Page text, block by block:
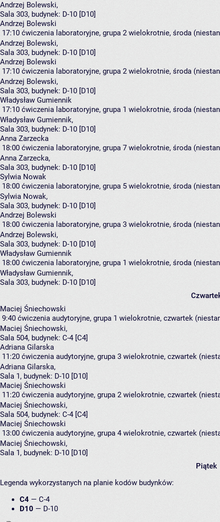
Andrzej Bolewski,
Sala 303, budynek: D-10 [D10]
Andrzej Bolewski
17:10 ćwiczenia laboratoryjne, grupa 2 wielokrotnie, środa
Andrzej Bolewski,
Sala 303, budynek: D-10 [D10]
Andrzej Bolewski
17:10 ćwiczenia laboratoryjne, grupa 2 wielokrotnie, środa
Andrzej Bolewski,
Sala 303, budynek: D-10 [D10]
Władysław Gumiennik
17:10 ćwiczenia laboratoryjne, grupa 1 wielokrotnie, środa
Władysław Gumiennik,
Sala 303, budynek: D-10 [D10]
Anna Zarzecka
18:00 ćwiczenia laboratoryjne, grupa 7 wielokrotnie, środa
Anna Zarzecka,
Sala 303, budynek: D-10 [D10]
Sylwia Nowak
18:00 ćwiczenia laboratoryjne, grupa 5 wielokrotnie, środa
Sylwia Nowak,
Sala 303, budynek: D-10 [D10]
Andrzej Bolewski
18:00 ćwiczenia laboratoryjne, grupa 3 wielokrotnie, środa
Andrzej Bolewski,
Sala 303, budynek: D-10 [D10]
Władysław Gumiennik
18:00 ćwiczenia laboratoryjne, grupa 1 wielokrotnie, środa
Władysław Gumiennik,
Sala 303, budynek: D-10 [D10]
Maciej Śniechowski
9:40 ćwiczenia audytoryjne, grupa 1 wielokrotnie, czwartek
Maciej Śniechowski,
Sala 504, budynek: C-4 [C4]
Adriana Gilarska
11:20 ćwiczenia audytoryjne, grupa 3 wielokrotnie, czwartek
Adriana Gilarska,
Sala 1, budynek: D-10 [D10]
Maciej Śniechowski
11:20 ćwiczenia audytoryjne, grupa 2 wielokrotnie, czwartek
Maciej Śniechowski,
Sala 504, budynek: C-4 [C4]
Maciej Śniechowski
13:00 ćwiczenia audytoryjne, grupa 4 wielokrotnie, czwartek
Maciej Śniechowski,
Sala 1, budynek: D-10 [D10]
Piątek
Legenda wykorzystanych na planie kodów budynków:
C4 — C-4
D10 — D-10